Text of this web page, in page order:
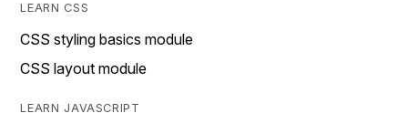
LEARN CSS
CSS styling basics module
CSS layout module
LEARN JAVASCRIPT